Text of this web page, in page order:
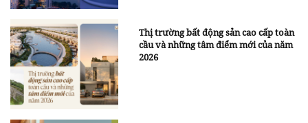
Thị trường bất động sản cao cấp toàn
cầu và những tâm điểm mới của năm
2026